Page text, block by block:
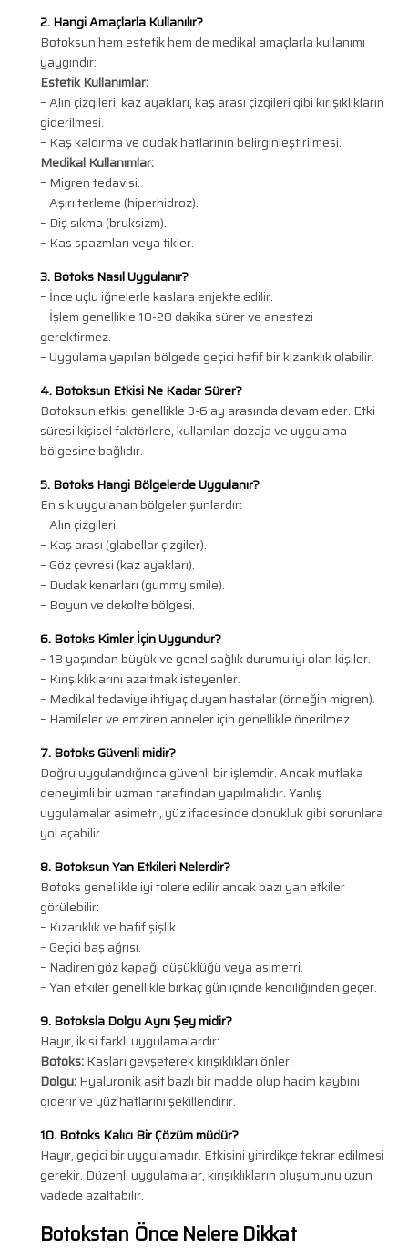
2. Hangi Amaçlarla Kullanılır?
Botoksun hem estetik hem de medikal amaçlarla kullanımı
yaygındır:
Estetik Kullanımlar:
– Alın çizgileri, kaz ayakları, kaş arası çizgileri gibi kırışıklıkların
giderilmesi.
– Kaş kaldırma ve dudak hatlarının belirginleştirilmesi.
Medikal Kullanımlar:
– Migren tedavisi.
– Aşırı terleme (hiperhidroz).
– Diş sıkma (bruksizm).
– Kas spazmları veya tikler.
3. Botoks Nasıl Uygulanır?
– İnce uçlu iğnelerle kaslara enjekte edilir.
– İşlem genellikle 10-20 dakika sürer ve anestezi
gerektirmez.
– Uygulama yapılan bölgede geçici hafif bir kızarıklık olabilir.
4. Botoksun Etkisi Ne Kadar Sürer?
Botoksun etkisi genellikle 3-6 ay arasında devam eder. Etki
süresi kişisel faktörlere, kullanılan dozaja ve uygulama
bölgesine bağlıdır.
5. Botoks Hangi Bölgelerde Uygulanır?
En sık uygulanan bölgeler şunlardır:
– Alın çizgileri.
– Kaş arası (glabellar çizgiler).
– Göz çevresi (kaz ayakları).
– Dudak kenarları (gummy smile).
– Boyun ve dekolte bölgesi.
6. Botoks Kimler İçin Uygundur?
– 18 yaşından büyük ve genel sağlık durumu iyi olan kişiler.
– Kırışıklıklarını azaltmak isteyenler.
– Medikal tedaviye ihtiyaç duyan hastalar (örneğin migren).
– Hamileler ve emziren anneler için genellikle önerilmez.
7. Botoks Güvenli midir?
Doğru uygulandığında güvenli bir işlemdir. Ancak mutlaka
deneyimli bir uzman tarafından yapılmalıdır. Yanlış
uygulamalar asimetri, yüz ifadesinde donukluk gibi sorunlara
yol açabilir.
8. Botoksun Yan Etkileri Nelerdir?
Botoks genellikle iyi tolere edilir ancak bazı yan etkiler
görülebilir:
– Kızarıklık ve hafif şişlik.
– Geçici baş ağrısı.
– Nadiren göz kapağı düşüklüğü veya asimetri.
– Yan etkiler genellikle birkaç gün içinde kendiliğinden geçer.
9. BotokslaDolgu Aynı Şey midir?
Hayır, ikisi farklı uygulamalardır:
Botoks:Kasları gevşeterek kırışıklıkları önler.
Dolgu:Hyaluronik asit bazlı bir madde olup hacim kaybını
giderir ve yüz hatlarını şekillendirir.
10. Botoks Kalıcı Bir Çözüm müdür?
Hayır, geçici bir uygulamadır. Etkisini yitirdikçe tekrar edilmesi
gerekir. Düzenli uygulamalar, kırışıklıkların oluşumunu uzun
vadede azaltabilir.
Botokstan Önce Nelere Dikkat